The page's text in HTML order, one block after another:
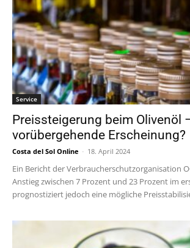
Service
Preissteigerung beim Olivenöl
vorübergehende Erscheinung?
Costa del Sol Online - 18. April 2024
Ein Bericht der Verbraucherschutzorganisation
Anstieg zwischen 7 Prozent und 23 Prozent im
prognostiziert jedoch eine mögliche